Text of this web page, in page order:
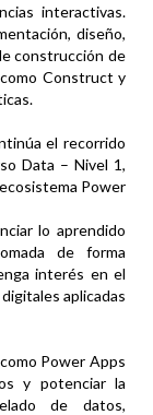
interactivas.
diseño,
construcción de
Construct y
el recorrido
Data – Nivel 1,
Power
lo aprendido
de forma
interés en el
aplicadas
Power Apps
y potenciar la
de datos,